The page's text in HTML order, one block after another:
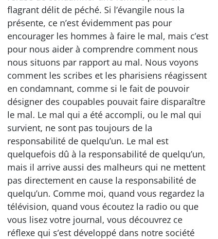
flagrant délit de péché. Si l’évangile nous la
présente, ce n’est évidemment pas pour
encourager les hommes à faire le mal, mais c’est
pour nous aider à comprendre comment nous
nous situons par rapport au mal. Nous voyons
comment les scribes et les pharisiens réagissent
en condamnant, comme si le fait de pouvoir
désigner des coupables pouvait faire disparaître
le mal. Le mal qui a été accompli, ou le mal qui
survient, ne sont pas toujours de la
responsabilité de quelqu’un. Le mal est
quelquefois dû à la responsabilité de quelqu’un,
mais il arrive aussi des malheurs qui ne mettent
pas directement en cause la responsabilité de
quelqu’un. Comme moi, quand vous regardez la
télévision, quand vous écoutez la radio ou que
vous lisez votre journal, vous découvrez ce
réflexe qui s’est développé dans notre société